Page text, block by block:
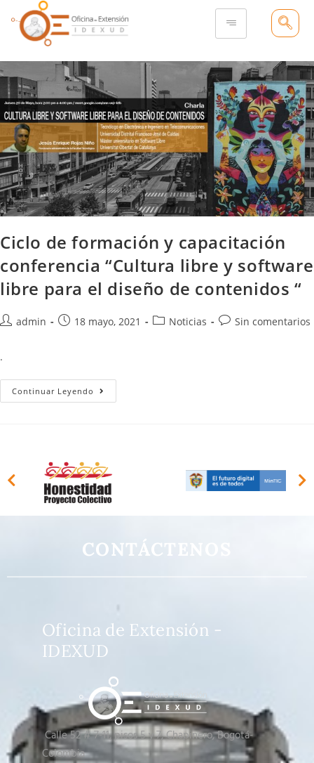
Ciclo de formación y capacitación
conferencia “Cultura libre y software
libre para el diseño de contenidos “
admin 18 mayo, 2021 Noticias Sin comentarios
.
Continuar Leyendo
CONTÁCTENOS
Oficina de Extensión -
IDEXUD
Calle 52 # 7-11, pisos 5 y 7, Chapinero, Bogotá-
Colombia